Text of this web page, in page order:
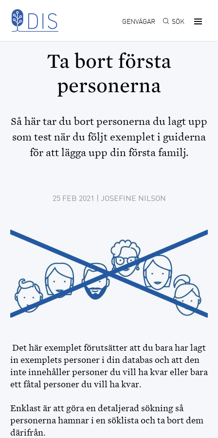
Hoppa till huvudinnehåll
GENVÄGAR SÖK
Ta bort första
personerna
Så här tar du bort personerna du lagt upp
som test när du följt exemplet i guiderna
för att lägga upp din första familj.
25 FEB 2021 | JOSEFINE NILSON
Det här exemplet förutsätter att du bara har lagt
in exemplets personer i din databas och att den
inte innehåller personer du vill ha kvar eller bara
ett fåtal personer du vill ha kvar.
Enklast är att göra en detaljerad sökning så
personerna hamnar i en söklista och ta bort dem
därifrån.